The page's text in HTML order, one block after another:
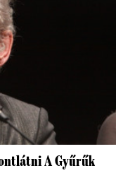
A Gyűrűk